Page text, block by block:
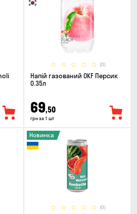
(0)
Напій газований OKF Персик
0.35л
69,50
грн за 1 шт
(0)
Новинка